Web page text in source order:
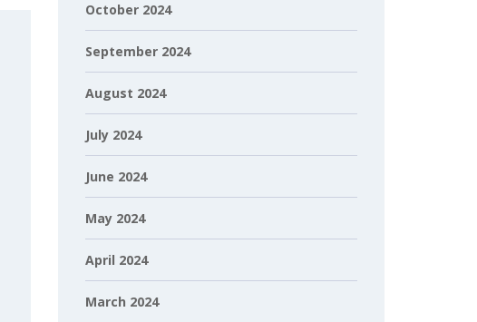
October 2024
September 2024
August 2024
July 2024
June 2024
May 2024
April 2024
March 2024